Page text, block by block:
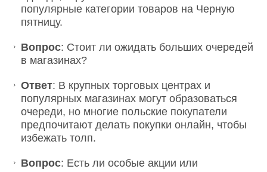
популярные категории товаров на Черную
пятницу.
Вопрос: Стоит ли ожидать больших очередей
в магазинах?
Ответ: В крупных торговых центрах и
популярных магазинах могут образоваться
очереди, но многие польские покупатели
предпочитают делать покупки онлайн, чтобы
избежать толп.
Вопрос: Есть ли особые акции или